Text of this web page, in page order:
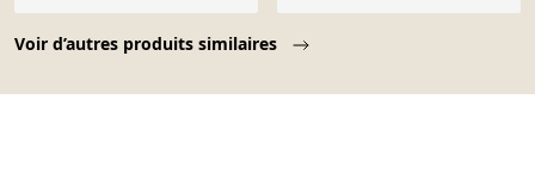
Voir d’autres produits similaires